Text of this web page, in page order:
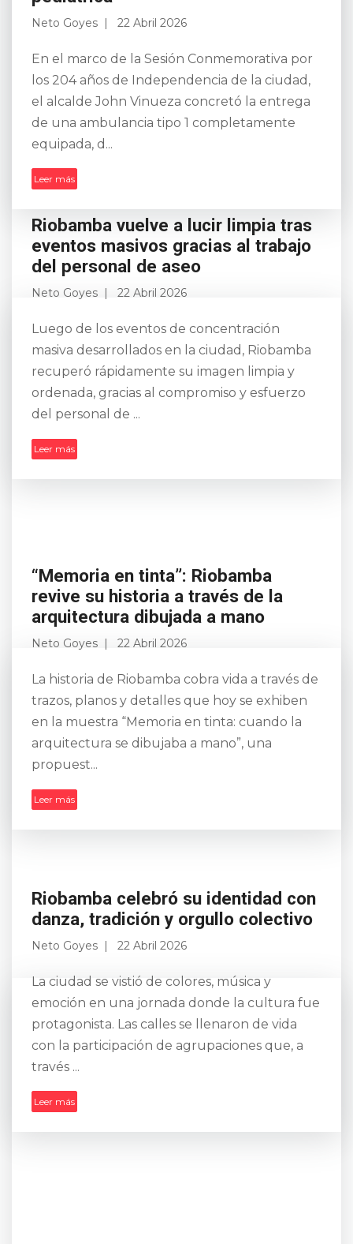
Neto Goyes 22 Abril 2026
En el marco de la Sesión Conmemorativa por
los 204 años de Independencia de la ciudad,
el alcalde John Vinueza concretó la entrega
de una ambulancia tipo 1 completamente
equipada, d...
Leer más
Riobamba vuelve a lucir limpia tras
eventos masivos gracias al trabajo
del personal de aseo
Neto Goyes 22 Abril 2026
Luego de los eventos de concentración
masiva desarrollados en la ciudad, Riobamba
recuperó rápidamente su imagen limpia y
ordenada, gracias al compromiso y esfuerzo
del personal de ...
Leer más
“Memoria en tinta”: Riobamba
revive su historia a través de la
arquitectura dibujada a mano
Neto Goyes 22 Abril 2026
La historia de Riobamba cobra vida a través de
trazos, planos y detalles que hoy se exhiben
en la muestra “Memoria en tinta: cuando la
arquitectura se dibujaba a mano”, una
propuest...
Leer más
Riobamba celebró su identidad con
danza, tradición y orgullo colectivo
Neto Goyes 22 Abril 2026
La ciudad se vistió de colores, música y
emoción en una jornada donde la cultura fue
protagonista. Las calles se llenaron de vida
con la participación de agrupaciones que, a
través ...
Leer más